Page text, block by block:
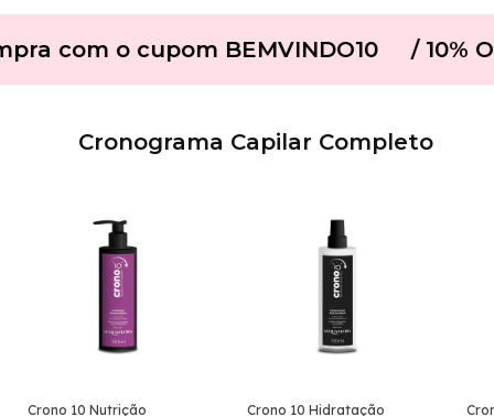
com o cupom BEMVINDO10 / 10%
Cronograma Capilar Completo
Crono 10 Nutrição Crono 10 Hidratação